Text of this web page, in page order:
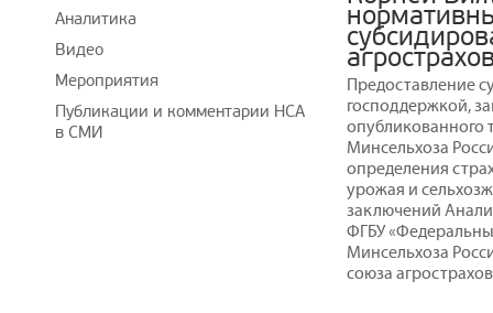
Предоставление
господдержкой,
опубликованного
Минсельхоза
определения
урожая и
заключений
ФГБУ
Минсельхоза
союза
Аналитика
Видео
Мероприятия
Публикации и комментарии НСА
в СМИ